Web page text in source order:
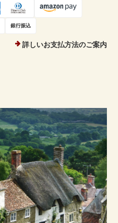
銀行振込
詳しいお支払方法のご案内